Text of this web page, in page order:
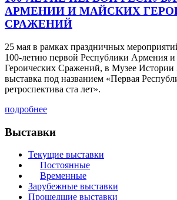
АРМЕНИИ И МАЙСКИХ
СРАЖЕНИЙ
25 мая в рамках праздничных
100-летию первой Республики Армения
Героических Сражений, в Музее
выставка под названием «Первая
ретроспектива ста лет».
подробнее
Выставки
Текущие выставки
Постоянные
Временные
Зарубежные выставки
Прошедшие выставки